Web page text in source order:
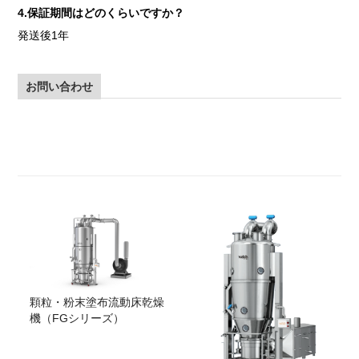
4.保証期間はどのくらいですか？
発送後1年
お問い合わせ
顆粒・粉末塗布流動床乾燥
機（FGシリーズ）